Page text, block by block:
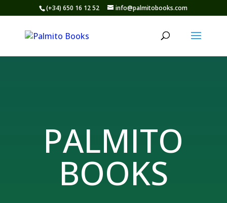
(+34) 650 16 12 52 info@palmitobooks.com
PALMITO
BOOKS